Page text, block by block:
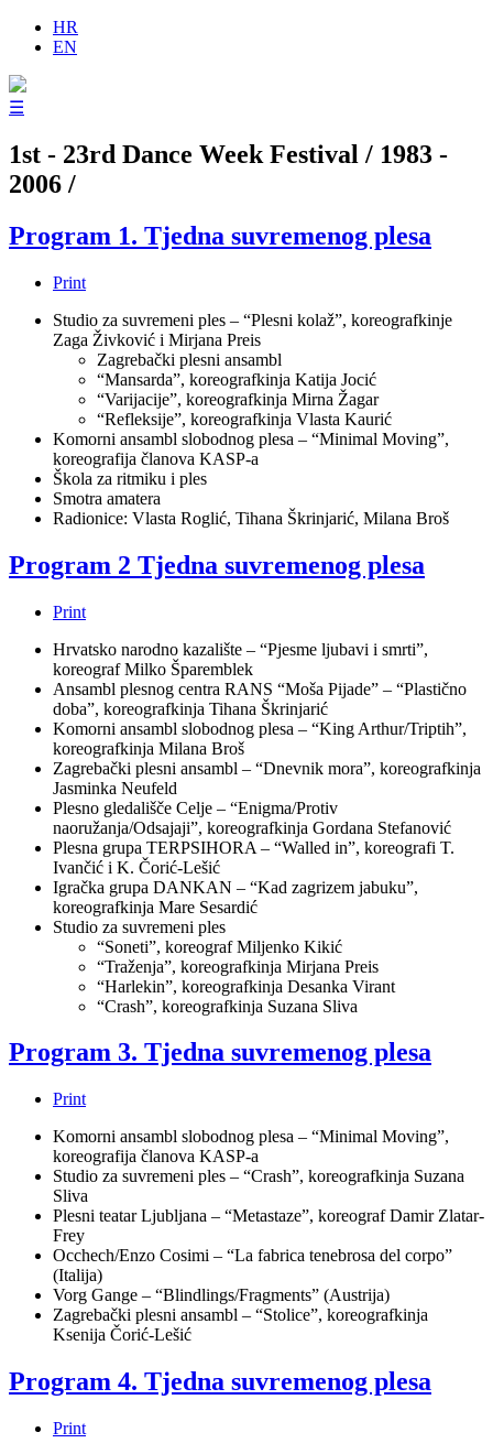
HR
EN
☰
1st - 23rd Dance Week Festival / 1983 -
2006 /
Program 1. Tjedna suvremenog plesa
Print
Studio za suvremeni ples – “Plesni kolaž”, koreografkinje
Zaga Živković i Mirjana Preis
Zagrebački plesni ansambl
“Mansarda”, koreografkinja Katija Jocić
“Varijacije”, koreografkinja Mirna Žagar
“Refleksije”, koreografkinja Vlasta Kaurić
Komorni ansambl slobodnog plesa – “Minimal Moving”,
koreografija članova KASP-a
Škola za ritmiku i ples
Smotra amatera
Radionice: Vlasta Roglić, Tihana Škrinjarić, Milana Broš
Program 2 Tjedna suvremenog plesa
Print
Hrvatsko narodno kazalište – “Pjesme ljubavi i smrti”,
koreograf Milko Šparemblek
Ansambl plesnog centra RANS “Moša Pijade” – “Plastično
doba”, koreografkinja Tihana Škrinjarić
Komorni ansambl slobodnog plesa – “King Arthur/Triptih”,
koreografkinja Milana Broš
Zagrebački plesni ansambl – “Dnevnik mora”, koreografkinja
Jasminka Neufeld
Plesno gledališče Celje – “Enigma/Protiv
naoružanja/Odsajaji”, koreografkinja Gordana Stefanović
Plesna grupa TERPSIHORA – “Walled in”, koreografi T.
Ivančić i K. Čorić-Lešić
Igračka grupa DANKAN – “Kad zagrizem jabuku”,
koreografkinja Mare Sesardić
Studio za suvremeni ples
“Soneti”, koreograf Miljenko Kikić
“Traženja”, koreografkinja Mirjana Preis
“Harlekin”, koreografkinja Desanka Virant
“Crash”, koreografkinja Suzana Sliva
Program 3. Tjedna suvremenog plesa
Print
Komorni ansambl slobodnog plesa – “Minimal Moving”,
koreografija članova KASP-a
Studio za suvremeni ples – “Crash”, koreografkinja Suzana
Sliva
Plesni teatar Ljubljana – “Metastaze”, koreograf Damir Zlatar-
Frey
Occhech/Enzo Cosimi – “La fabrica tenebrosa del corpo”
(Italija)
Vorg Gange – “Blindlings/Fragments” (Austrija)
Zagrebački plesni ansambl – “Stolice”, koreografkinja
Ksenija Čorić-Lešić
Program 4. Tjedna suvremenog plesa
Print